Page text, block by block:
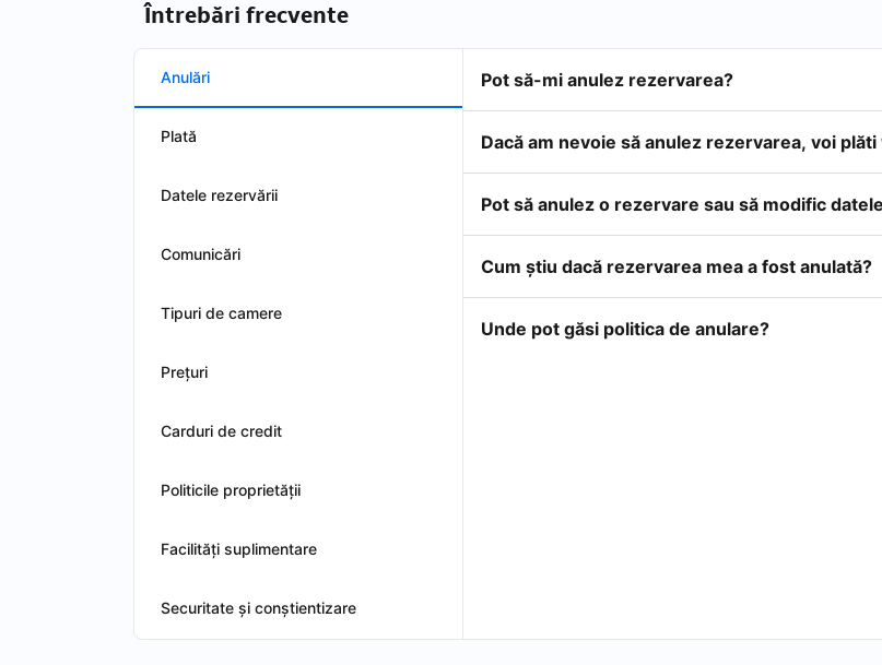
Întrebări frecvente
Anulări
Plată
Datele rezervării
Comunicări
Tipuri de camere
Preţuri
Carduri de credit
Politicile proprietății
Facilităţi suplimentare
Securitate și conștientizare
Pot să-mi anulez rezervarea?
Dacă am nevoie să anulez rezervarea, voi
Pot să anulez o rezervare sau să modific
Cum ştiu dacă rezervarea mea a fost anulată?
Unde pot găsi politica de anulare?